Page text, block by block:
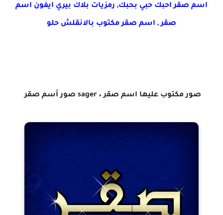
اسم صقر احبك حبي بحبك, رمزيات بلاك بيري ايفون اسم
صقر , اسم صقر مكتوب بالانقلش حلو
صور مكتوب عليها اسم صقر ، sager صور أسم صقر